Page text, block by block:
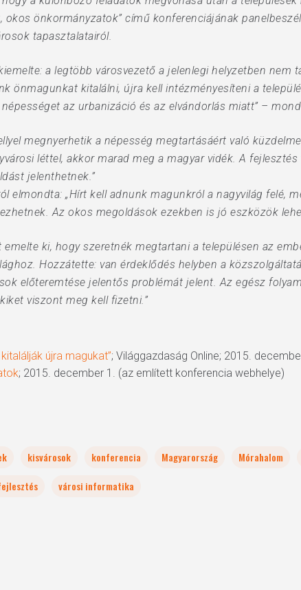
okos önkormányzatok” című konferenciájának
tapasztalatairól.
a legtöbb városvezető a jelenlegi helyzetben nem
önmagunkat kitalálni, újra kell intézményesíteni a
az urbanizáció és az elvándorlás miatt” –
megnyerhetik a népesség megtartásáért való
léttel, akkor marad meg a magyar vidék. A
jelenthetnek.”
elmondta: „Hírt kell adnunk magunkról a nagyvilág felé,
Az okos megoldások ezekben is jó eszközök
ki, hogy szeretnék megtartani a településen az
Hozzátette: van érdeklődés helyben a
előteremtése jelentős problémát jelent. Az egész
viszont meg kell fizetni.”
újra magukat”; Világgazdaság Online; 2015.
; 2015. december 1. (az említett konferencia webhelye)
kisvárosok konferencia Magyarország Mórahalom
városi informatika